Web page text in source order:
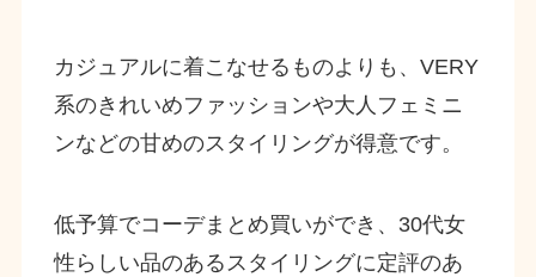
カジュアルに着こなせるものよりも、VERY
系のきれいめファッションや大人フェミニ
ンなどの甘めのスタイリングが得意です。
低予算でコーデまとめ買いができ、30代女
性らしい品のあるスタイリングに定評のあ